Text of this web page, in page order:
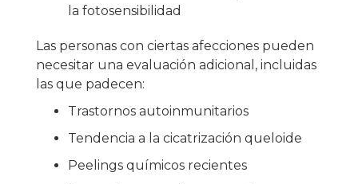
la fotosensibilidad
Las personas con ciertas afecciones pueden
necesitar una evaluación adicional, incluidas
las que padecen:
Trastornos autoinmunitarios
Tendencia a la cicatrización queloide
Peelings químicos recientes